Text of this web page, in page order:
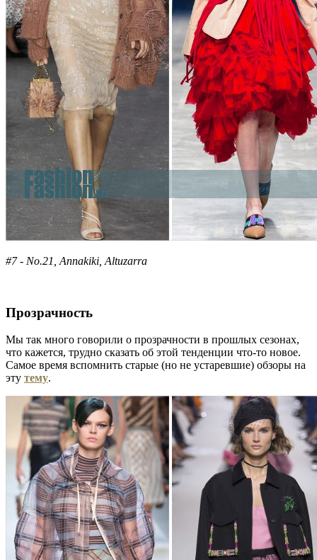
#7 - No.21, Annakiki, Altuzarra
Прозрачность
Мы так много говорили о прозрачности в прошлых сезонах,
что кажется, трудно сказать об этой тенденции что-то новое.
Самое время вспомнить старые (но не устаревшие) обзоры на
эту тему.